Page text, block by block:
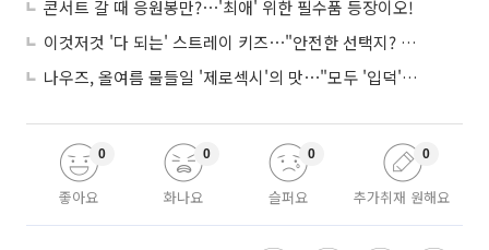
콘서트 갈 때 응원봉만?⋯'최애' 위한 필수품 등장이오!
이것저것 '다 되는' 스트레이 키즈⋯"안전한 선택지? 도전이 재밌죠"
나우즈, 올여름 물들일 '제로섹시'의 맛⋯"모두 '입덕'시킬 것"
좋아요
0
화나요
0
슬퍼요
0
추가취재 원해요
0